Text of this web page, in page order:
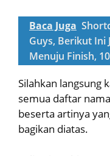
Baca Juga
Guys, Berikut Ini
Menuju Finish,
Silahkan langsung
semua daftar
beserta artinya
bagikan diatas.